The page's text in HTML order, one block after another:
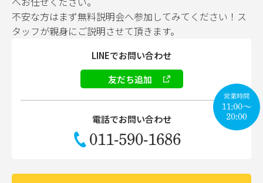
不安な方はまず無料説明会へ参加してみてください！ス
タッフが親身にご説明させて頂きます。
LINEでお問い合わせ
友だち追加
電話でお問い合わせ
011-590-1686